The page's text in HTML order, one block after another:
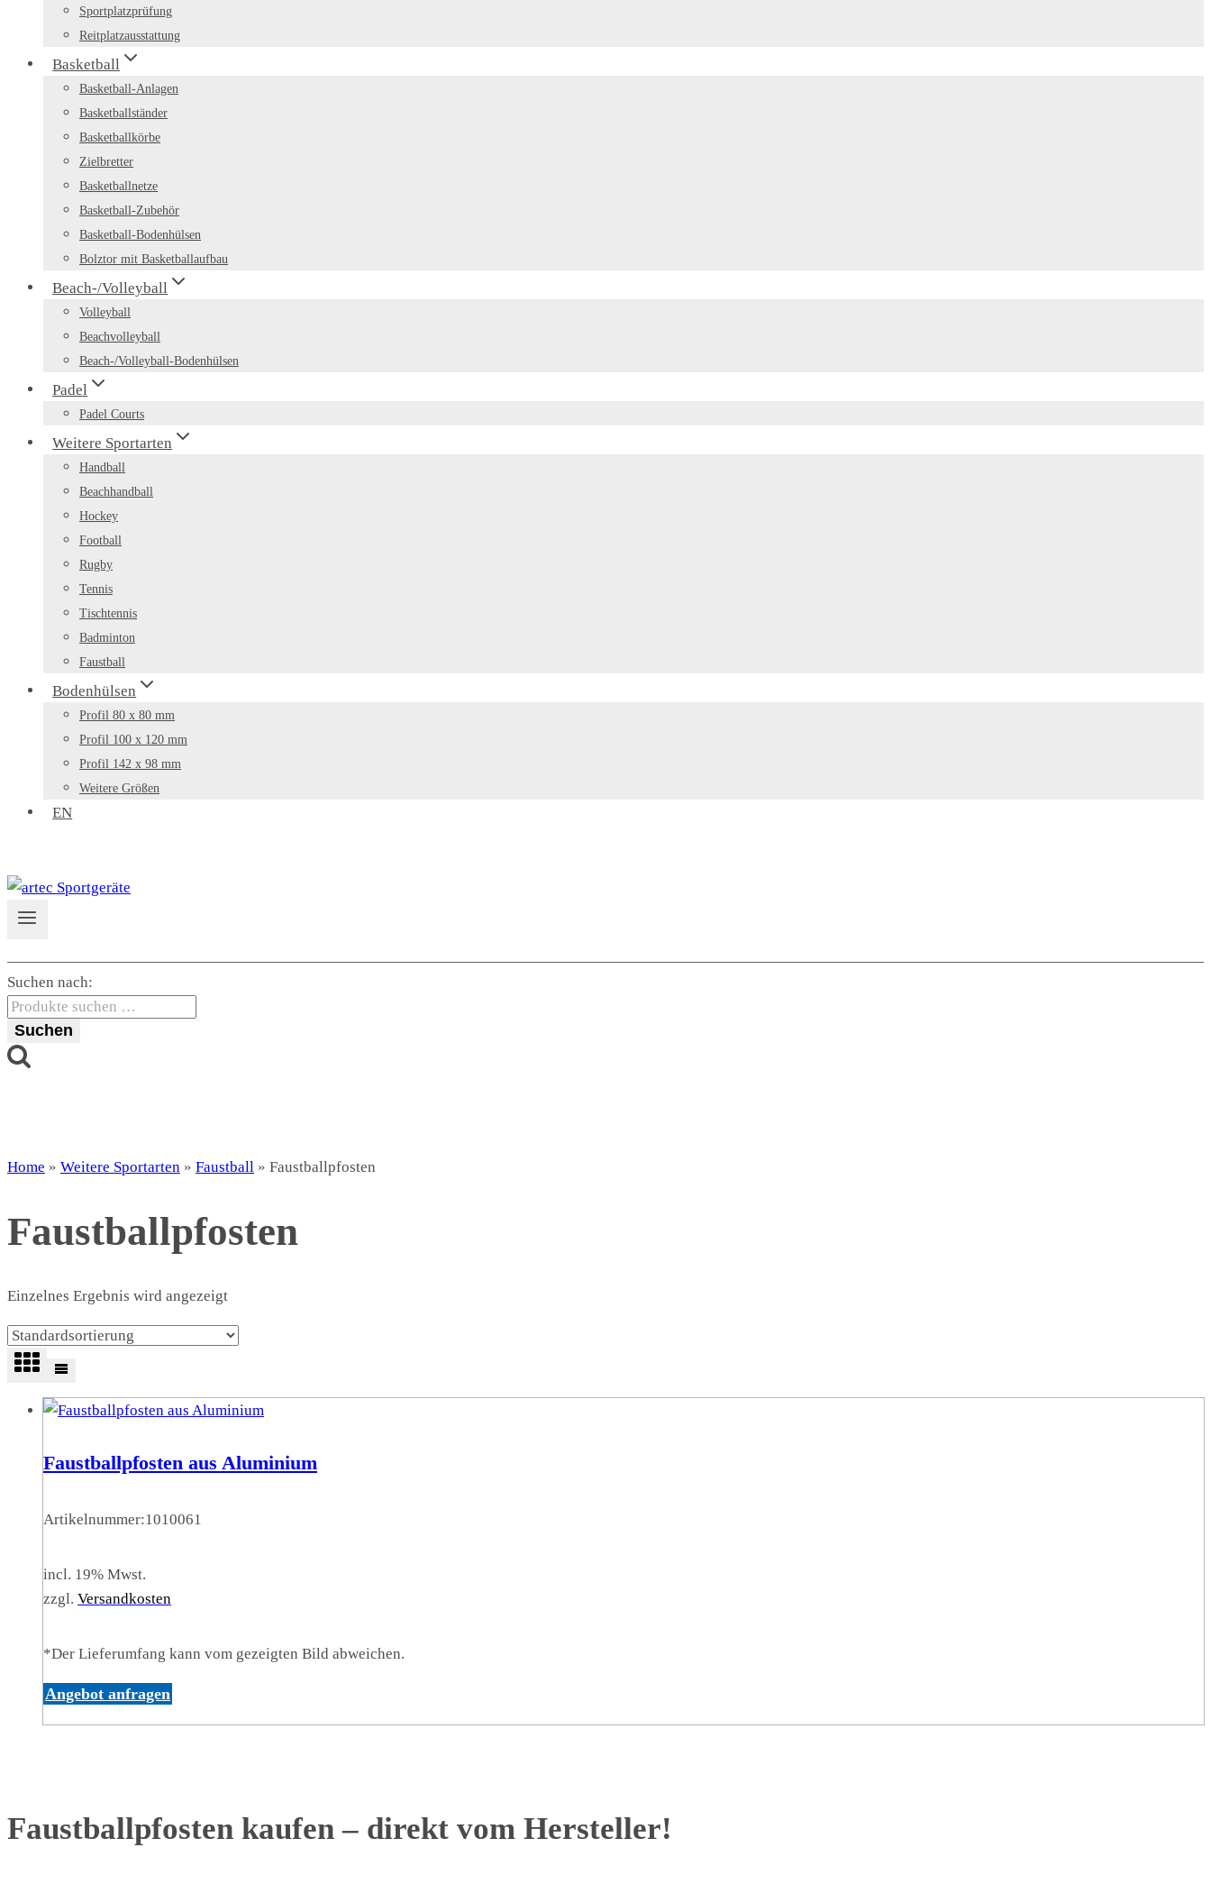
Sportplatzprüfung
Reitplatzausstattung
Basketball
Basketball-Anlagen
Basketballständer
Basketballkörbe
Zielbretter
Basketballnetze
Basketball-Zubehör
Basketball-Bodenhülsen
Bolztor mit Basketballaufbau
Beach-/Volleyball
Volleyball
Beachvolleyball
Beach-/Volleyball-Bodenhülsen
Padel
Padel Courts
Weitere Sportarten
Handball
Beachhandball
Hockey
Football
Rugby
Tennis
Tischtennis
Badminton
Faustball
Bodenhülsen
Profil 80 x 80 mm
Profil 100 x 120 mm
Profil 142 x 98 mm
Weitere Größen
EN
Suchen nach:
Suchen
Home » Weitere Sportarten » Faustball » Faustballpfosten
Faustballpfosten
Einzelnes Ergebnis wird angezeigt
Faustballpfosten aus Aluminium
Artikelnummer:1010061
incl. 19% Mwst.
zzgl. Versandkosten
*Der Lieferumfang kann vom gezeigten Bild abweichen.
Angebot anfragen
Faustballpfosten kaufen – direkt vom Hersteller!